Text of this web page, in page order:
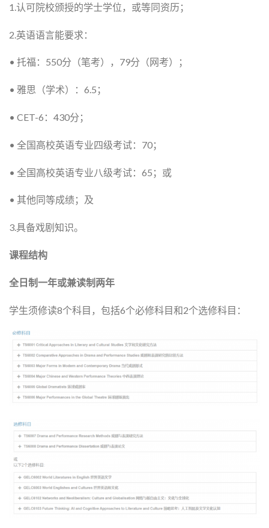
1.认可院校颁授的学士学位，或等同资历；
2.英语语言能要求：
• 托福：550分（笔考），79分（网考）；
• 雅思（学术）：6.5；
• CET-6：430分；
• 全国高校英语专业四级考试：70；
• 全国高校英语专业八级考试：65；或
• 其他同等成绩；及
3.具备戏剧知识。
课程结构
全日制一年或兼读制两年
学生须修读8个科目，包括6个必修科目和2个选修科目：